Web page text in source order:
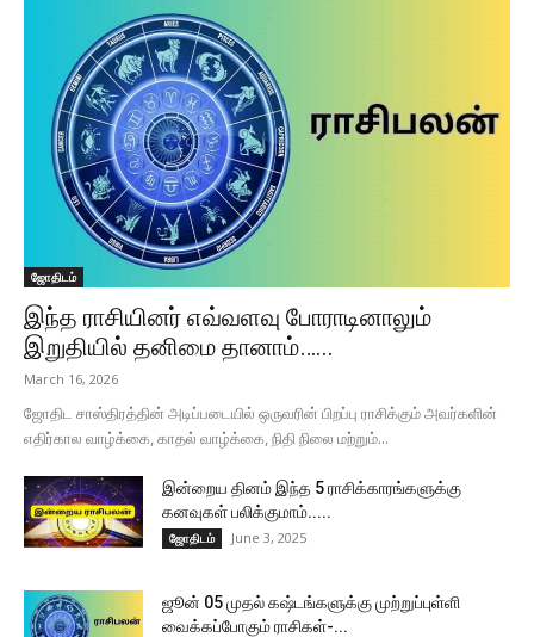
ஜோதிடம்
இந்த ராசியினர் எவ்வளவு போராடினாலும்
இறுதியில் தனிமை தானாம்…...
March 16, 2026
ஜோதிட சாஸ்திரத்தின் அடிப்படையில் ஒருவரின் பிறப்பு ராசிக்கும் அவர்களின்
எதிர்கால வாழ்க்கை, காதல் வாழ்க்கை, நிதி நிலை மற்றும்...
இன்றைய தினம் இந்த 5 ராசிக்காரங்களுக்கு
கனவுகள் பலிக்குமாம்.....
ஜோதிடம் June 3, 2025
ஜூன் 05 முதல் கஷ்டங்களுக்கு முற்றுப்புள்ளி
வைக்கப்போகும் ராசிகள்-...